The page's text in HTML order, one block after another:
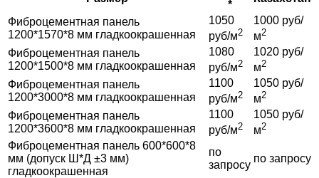
*
Фиброцементная панель
1200*1570*8 мм гладкоокрашенная
1050
руб/м2
1000 руб/
м2
Фиброцементная панель
1200*1500*8 мм гладкоокрашенная
1080
руб/м2
1020 руб/
м2
Фиброцементная панель
1200*3000*8 мм гладкоокрашенная
1100
руб/м2
1050 руб/
м2
Фиброцементная панель
1200*3600*8 мм гладкоокрашенная
1100
руб/м2
1050 руб/
м2
Фиброцементная панель 600*600*8
мм (допуск Ш*Д ±3 мм)
гладкоокрашенная
по
запросу
по запросу